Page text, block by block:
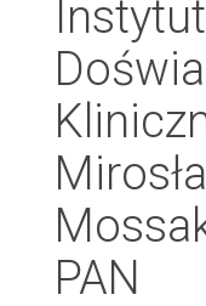
PAN